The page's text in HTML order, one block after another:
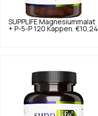
SUPPLIFE Magnesiummalat
+ P-5-P 120 Kappen. €10,24